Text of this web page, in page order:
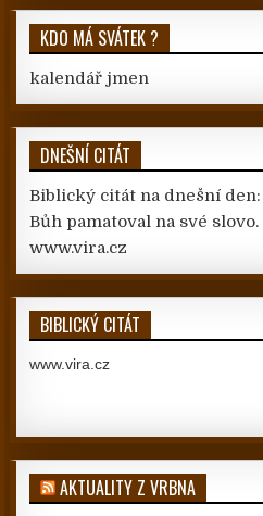
KDO MÁ SVÁTEK ?
kalendář jmen
DNEŠNÍ CITÁT
Biblický citát na dnešní den:
Bůh pamatoval na své slovo.
www.vira.cz
BIBLICKÝ CITÁT
www.vira.cz
AKTUALITY Z VRBNA